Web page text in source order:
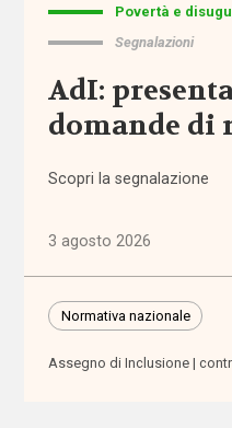
Tutto
Altre
(744)
Famiglie,
infanzia e
(2.207)
Povertà e
Segnalazioni
AdI:
domande di
Scopri la segnalazione
3 agosto 2026
Normativa nazionale
Assegno di Inclusione